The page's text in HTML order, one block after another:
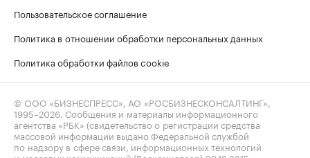
Пользовательское соглашение
Политика в отношении обработки персональных данных
Политика обработки файлов cookie
© ООО «БИЗНЕСПРЕСС», АО «РОСБИЗНЕСКОНСАЛТИНГ»,
1995–2026. Сообщения и материалы информационного
агентства «РБК» (свидетельство о регистрации средства
массовой информации выдано Федеральной службой
по надзору в сфере связи, информационных технологий